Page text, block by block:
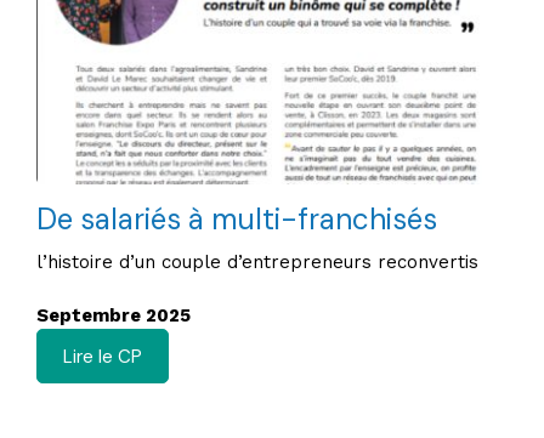
De salariés à multi-franchisés
l’histoire d’un couple d’entrepreneurs reconvertis
Septembre 2025
Lire le CP